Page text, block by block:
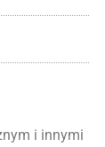
i innymi